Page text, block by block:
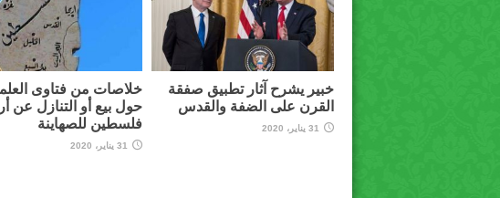
خبير يشرح آثار تطبيق صفقة
القرن على الضفة والقدس
31 يناير، 2020
خلاصات من فتاوى
حول بيع أو التنازل عن
فلسطين للصهاينة
31 يناير، 2020